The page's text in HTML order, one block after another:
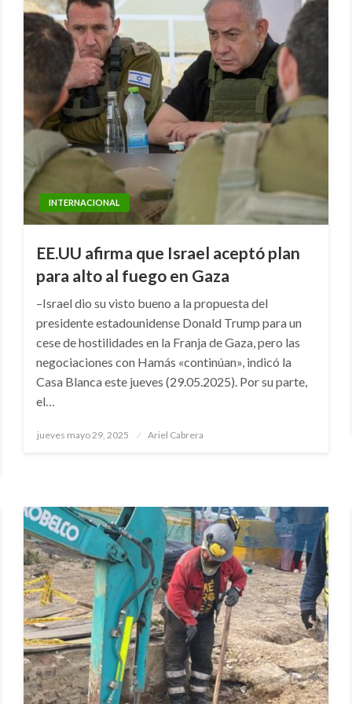
INTERNACIONAL
EE.UU afirma que Israel aceptó plan
para alto al fuego en Gaza
–Israel dio su visto bueno a la propuesta del
presidente estadounidense Donald Trump para un
cese de hostilidades en la Franja de Gaza, pero las
negociaciones con Hamás «continúan», indicó la
Casa Blanca este jueves (29.05.2025). Por su parte,
el…
Publicado
jueves mayo 29, 2025 Ariel Cabrera